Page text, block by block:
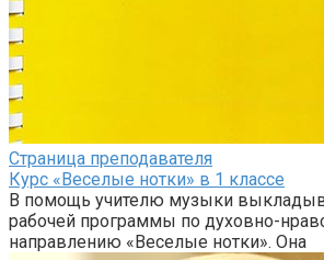
Страница преподавателя
Курс «Веселые нотки» в 1 классе
В помощь учителю музыки
рабочей программы по духовно-
направлению «Веселые нотки». Она